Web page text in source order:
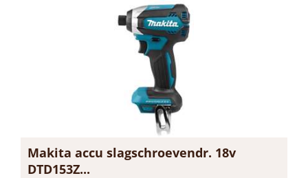
Makita accu slagschroevendr. 18v
DTD153Z...